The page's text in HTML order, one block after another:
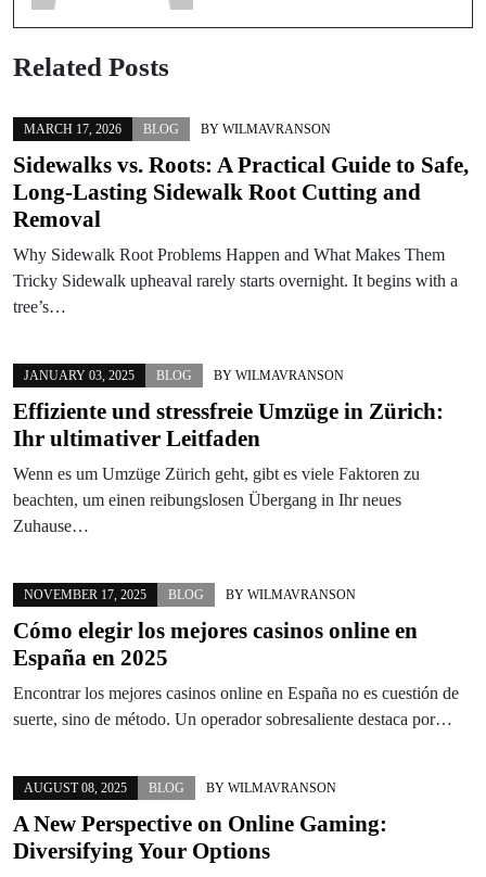
Related Posts
MARCH 17, 2026 BLOG BY WILMAVRANSON
Sidewalks vs. Roots: A Practical Guide to Safe,
Long‑Lasting Sidewalk Root Cutting and
Removal
Why Sidewalk Root Problems Happen and What Makes Them
Tricky Sidewalk upheaval rarely starts overnight. It begins with a
tree’s…
JANUARY 03, 2025 BLOG BY WILMAVRANSON
Effiziente und stressfreie Umzüge in Zürich:
Ihr ultimativer Leitfaden
Wenn es um Umzüge Zürich geht, gibt es viele Faktoren zu
beachten, um einen reibungslosen Übergang in Ihr neues
Zuhause…
NOVEMBER 17, 2025 BLOG BY WILMAVRANSON
Cómo elegir los mejores casinos online en
España en 2025
Encontrar los mejores casinos online en España no es cuestión de
suerte, sino de método. Un operador sobresaliente destaca por…
AUGUST 08, 2025 BLOG BY WILMAVRANSON
A New Perspective on Online Gaming:
Diversifying Your Options